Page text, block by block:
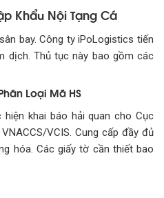
Khẩu Nội Tạng Cá
bay. Công ty iPoLogistics tiến
dịch. Thủ tục này bao gồm các
Loại Mã HS
khai báo hải quan cho Cục
VCIS. Cung cấp đầy đủ
hóa. Các giấy tờ cần thiết bao